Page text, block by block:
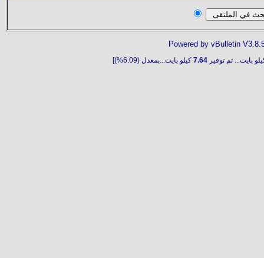
Powered by vBulletin
بايت... تم توفير 7.64 كيلو بايت...بمعدل (6.09%)]